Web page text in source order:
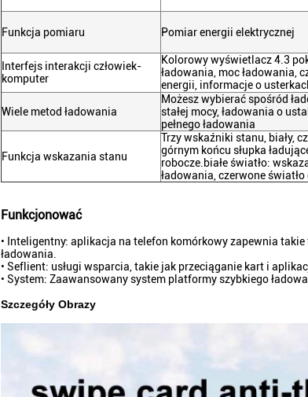
Funkcja pomiaru Pomiar energii elektrycznej
Interfejs interakcji człowiek-
komputer
Kolorowy wyświetlacz 4.3
ładowania, moc ładowania,
energii, informacje o
Wiele metod ładowania
Możesz wybierać spośród
stałej mocy, ładowania o
pełnego ładowania
Funkcja wskazania stanu
Trzy wskaźniki stanu, biały,
górnym końcu słupka
robocze.białe światło:
ładowania, czerwone światło
Funkcjonować
• Inteligentny: aplikacja na telefon komórkowy zapewnia
ładowania.
• Seflient: usługi wsparcia, takie jak przeciąganie kart i
• System: Zaawansowany system platformy szybkiego
Szczegóły Obrazy